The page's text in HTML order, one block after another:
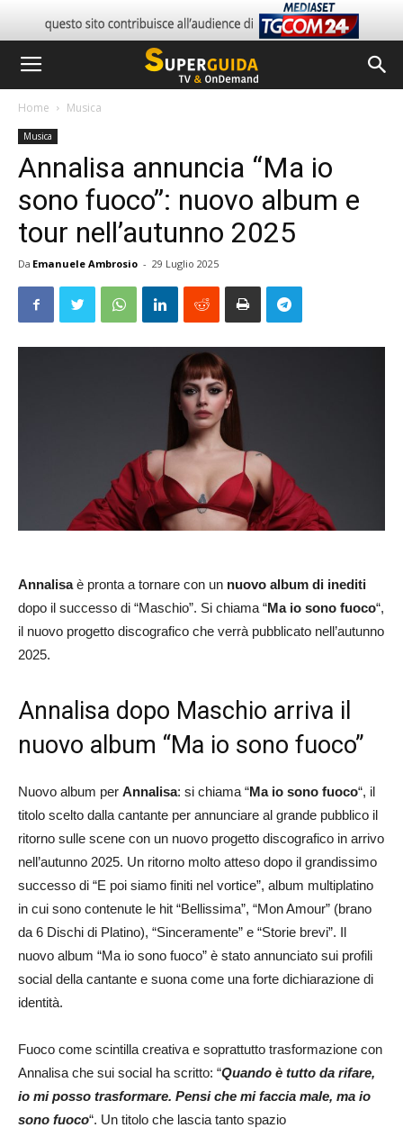
Home Musica
Musica
Annalisa annuncia “Ma io
sono fuoco”: nuovo album e
tour nell’autunno 2025
Da Emanuele Ambrosio - 29 Luglio 2025
Annalisaè pronta a tornare con un nuovo album di inediti
dopo il successo di “Maschio”. Si chiama “Ma io sono fuoco“,
il nuovo progetto discografico che verrà pubblicato nell’autunno
2025.
Annalisa dopo Maschio arriva il
nuovo album “Ma io sono fuoco”
Nuovo album per Annalisa: si chiama “Ma io sono fuoco“, il
titolo scelto dalla cantante per annunciare al grande pubblico il
ritorno sulle scene con un nuovo progetto discografico in arrivo
nell’autunno 2025. Un ritorno molto atteso dopo il grandissimo
successo di “E poi siamo finiti nel vortice”, album multiplatino
in cui sono contenute le hit “Bellissima”, “Mon Amour” (brano
da 6 Dischi di Platino), “Sinceramente” e “Storie brevi”. Il
nuovo album “Ma io sono fuoco” è stato annunciato sui profili
social della cantante e suona come una forte dichiarazione di
identità.
Fuoco come scintilla creativa e soprattutto trasformazione con
Annalisa che sui social ha scritto: “Quando è tutto da rifare,
io mi posso trasformare. Pensi che mi faccia male, ma io
sono fuoco“. Un titolo che lascia tanto spazio